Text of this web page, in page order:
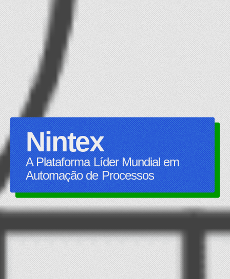
Nintex
A Plataforma Líder Mundial em
Automação de Processos